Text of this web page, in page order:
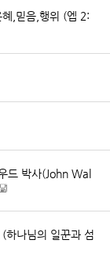
일,믿음,행위 (엡 2:
드 박사(John Wal
일하나님의 일꾼과 섬